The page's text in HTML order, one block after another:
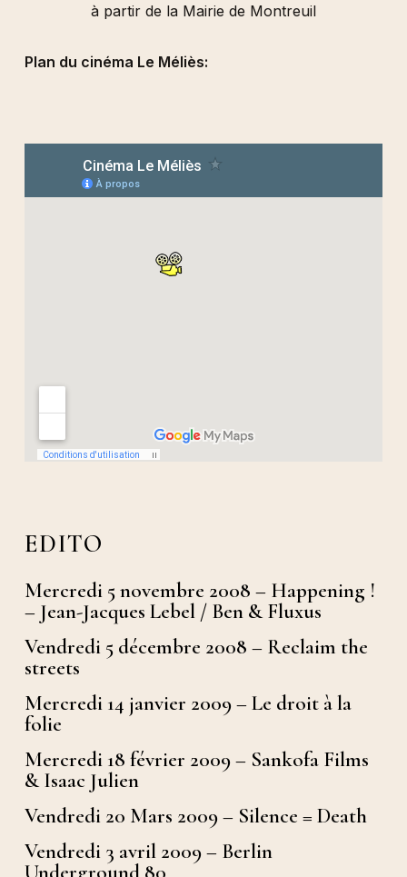
à partir de la Mairie de Montreuil
Plan du cinéma Le Méliès:
EDITO
Mercredi 5 novembre 2008 – Happening !
– Jean-Jacques Lebel / Ben & Fluxus
Vendredi 5 décembre 2008 – Reclaim the
streets
Mercredi 14 janvier 2009 – Le droit à la
folie
Mercredi 18 février 2009 – Sankofa Films
& Isaac Julien
Vendredi 20 Mars 2009 – Silence = Death
Vendredi 3 avril 2009 – Berlin